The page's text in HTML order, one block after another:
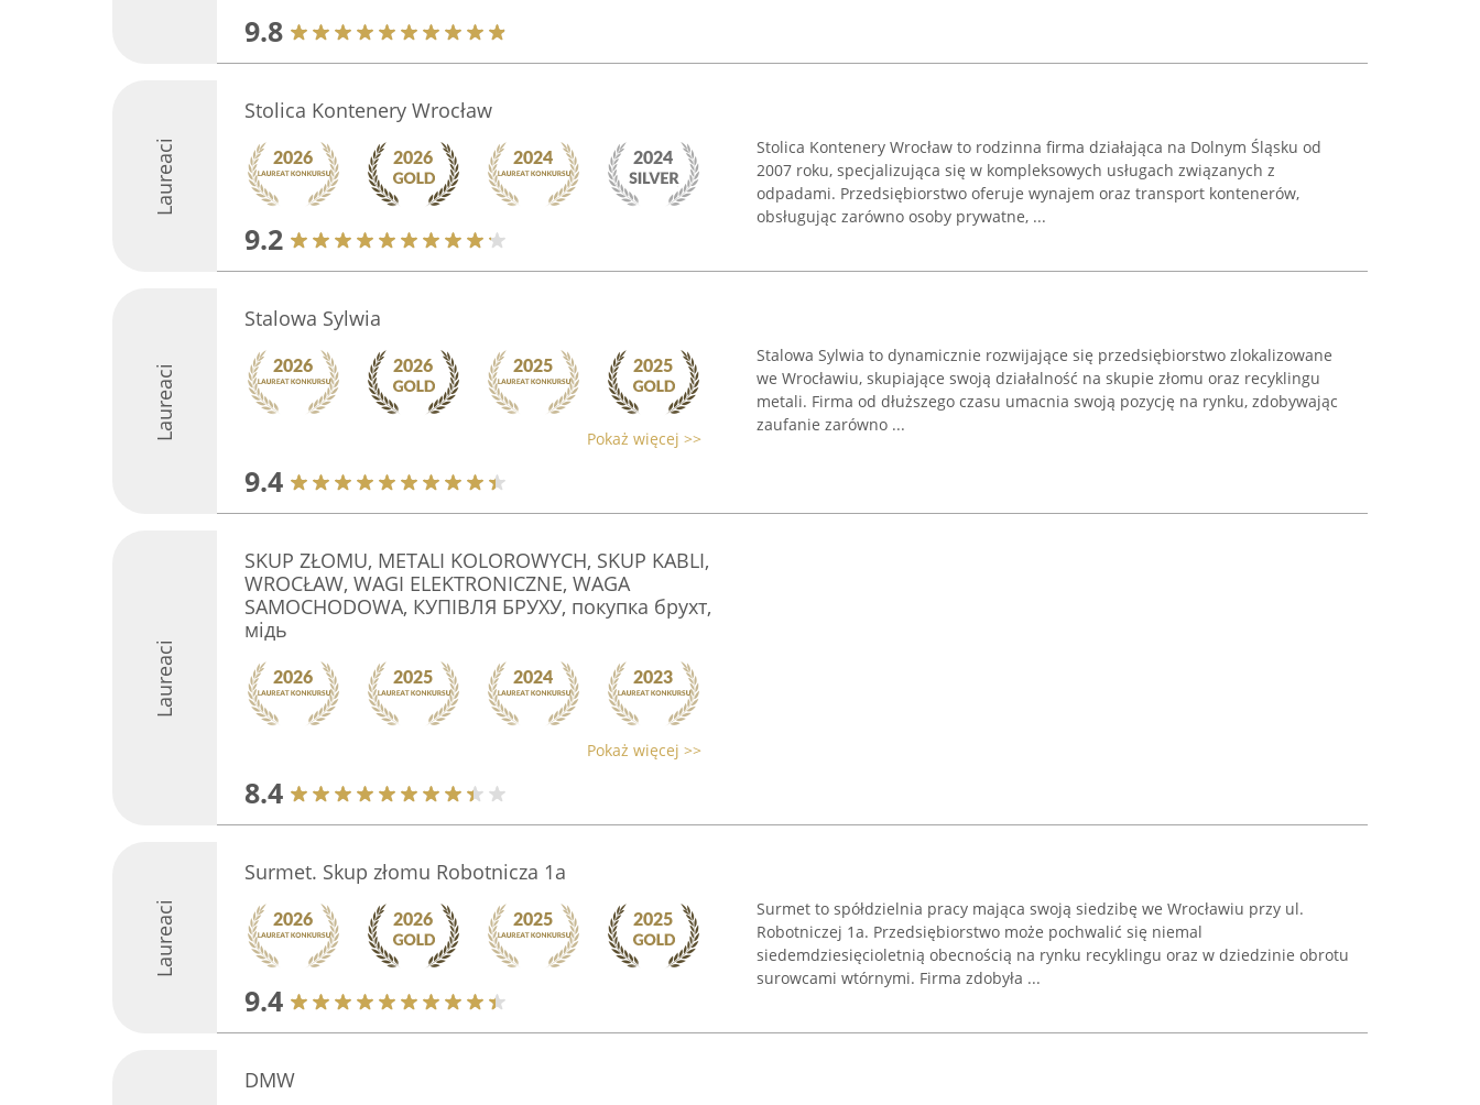
9.8
Laureaci
Stolica Kontenery Wrocław
9.2
Stolica Kontenery Wrocław to rodzinna firma działająca na Dolnym Śląsku od
2007 roku, specjalizująca się w kompleksowych usługach związanych z
odpadami. Przedsiębiorstwo oferuje wynajem oraz transport kontenerów,
obsługując zarówno osoby prywatne, ...
Laureaci
Stalowa Sylwia
Pokaż więcej >>
9.4
Stalowa Sylwia to dynamicznie rozwijające się przedsiębiorstwo zlokalizowane
we Wrocławiu, skupiające swoją działalność na skupie złomu oraz recyklingu
metali. Firma od dłuższego czasu umacnia swoją pozycję na rynku, zdobywając
zaufanie zarówno ...
Laureaci
SKUP ZŁOMU, METALI KOLOROWYCH, SKUP KABLI,
WROCŁAW, WAGI ELEKTRONICZNE, WAGA
SAMOCHODOWA, КУПІВЛЯ БРУХУ, покупка брухт,
мідь
Pokaż więcej >>
8.4
Laureaci
Surmet. Skup złomu Robotnicza 1a
9.4
Surmet to spółdzielnia pracy mająca swoją siedzibę we Wrocławiu przy ul.
Robotniczej 1a. Przedsiębiorstwo może pochwalić się niemal
siedemdziesięcioletnią obecnością na rynku recyklingu oraz w dziedzinie obrotu
surowcami wtórnymi. Firma zdobyła ...
DMW